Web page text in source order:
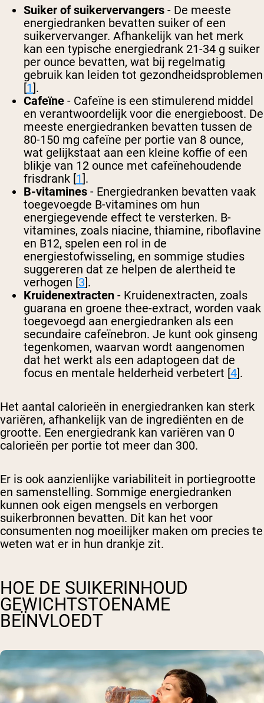
Suiker of suikervervangers - De meeste
energiedranken bevatten suiker of een
suikervervanger. Afhankelijk van het merk
kan een typische energiedrank 21-34 g suiker
per ounce bevatten, wat bij regelmatig
gebruik kan leiden tot gezondheidsproblemen
[1].
Cafeïne - Cafeïne is een stimulerend middel
en verantwoordelijk voor die energieboost. De
meeste energiedranken bevatten tussen de
80-150 mg cafeïne per portie van 8 ounce,
wat gelijkstaat aan een kleine koffie of een
blikje van 12 ounce met cafeïnehoudende
frisdrank [1].
B-vitamines - Energiedranken bevatten vaak
toegevoegde B-vitamines om hun
energiegevende effect te versterken. B-
vitamines, zoals niacine, thiamine, riboflavine
en B12, spelen een rol in de
energiestofwisseling, en sommige studies
suggereren dat ze helpen de alertheid te
verhogen [3].
Kruidenextracten - Kruidenextracten, zoals
guarana en groene thee-extract, worden vaak
toegevoegd aan energiedranken als een
secundaire cafeïnebron. Je kunt ook ginseng
tegenkomen, waarvan wordt aangenomen
dat het werkt als een adaptogeen dat de
focus en mentale helderheid verbetert [4].
Het aantal calorieën in energiedranken kan sterk
variëren, afhankelijk van de ingrediënten en de
grootte. Een energiedrank kan variëren van 0
calorieën per portie tot meer dan 300.
Er is ook aanzienlijke variabiliteit in portiegrootte
en samenstelling. Sommige energiedranken
kunnen ook eigen mengsels en verborgen
suikerbronnen bevatten. Dit kan het voor
consumenten nog moeilijker maken om precies te
weten wat er in hun drankje zit.
HOE DE SUIKERINHOUD
GEWICHTSTOENAME
BEÏNVLOEDT